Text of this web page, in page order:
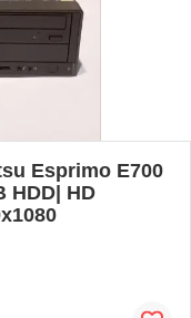
Esprimo E700
HDD| HD